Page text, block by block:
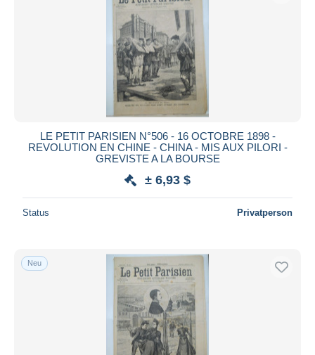
LE PETIT PARISIEN N°506 - 16 OCTOBRE 1898 -
REVOLUTION EN CHINE - CHINA - MIS AUX PILORI -
GREVISTE A LA BOURSE
± 6,93 $
Status Privatperson
Neu